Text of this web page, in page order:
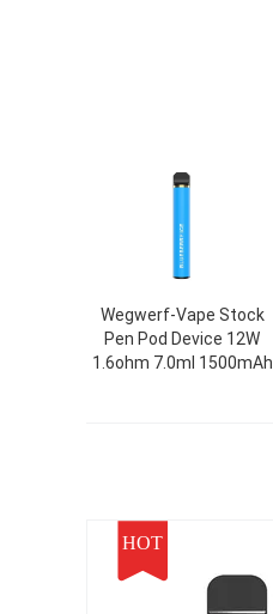
Wegwerf-Vape Stock
Pen Pod Device 12W
1.6ohm 7.0ml 1500mAh
HOT